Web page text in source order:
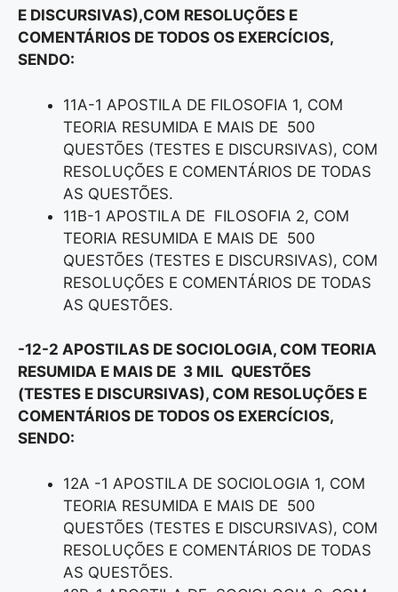
E DISCURSIVAS),COM RESOLUÇÕES E
COMENTÁRIOS DE TODOS OS EXERCÍCIOS,
SENDO:
11A-1 APOSTILA DE FILOSOFIA 1, COM
TEORIA RESUMIDA E MAIS DE 500
QUESTÕES (TESTES E DISCURSIVAS), COM
RESOLUÇÕES E COMENTÁRIOS DE TODAS
AS QUESTÕES.
11B-1 APOSTILA DE FILOSOFIA 2, COM
TEORIA RESUMIDA E MAIS DE 500
QUESTÕES (TESTES E DISCURSIVAS), COM
RESOLUÇÕES E COMENTÁRIOS DE TODAS
AS QUESTÕES.
-12-2 APOSTILAS DE SOCIOLOGIA, COM TEORIA
RESUMIDA E MAIS DE 3 MIL QUESTÕES
(TESTES E DISCURSIVAS), COM RESOLUÇÕES E
COMENTÁRIOS DE TODOS OS EXERCÍCIOS,
SENDO:
12A -1 APOSTILA DE SOCIOLOGIA 1, COM
TEORIA RESUMIDA E MAIS DE 500
QUESTÕES (TESTES E DISCURSIVAS), COM
RESOLUÇÕES E COMENTÁRIOS DE TODAS
AS QUESTÕES.